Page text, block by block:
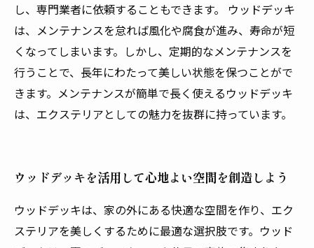
し、専門業者に依頼することもできます。 ウッドデッキ
は、メンテナンスを怠れば風化や腐食が進み、寿命が短
くなってしまいます。しかし、定期的なメンテナンスを
行うことで、長年にわたって美しい状態を保つことがで
きます。メンテナンスが簡単で長く使えるウッドデッキ
は、エクステリアとしての魅力を抜群に持っています。
ウッドデッキを活用して心地よい空間を創造しよう
ウッドデッキは、家の外にある快適な空間を作り、エク
ステリアを美しくするために最適な選択肢です。ウッド